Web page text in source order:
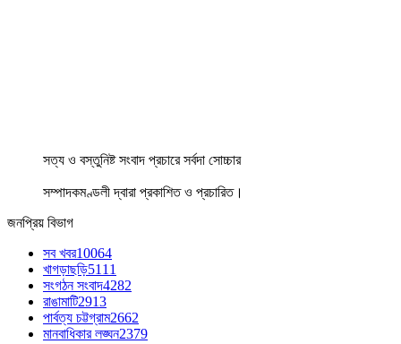
সত্য ও বস্তুনিষ্ট সংবাদ প্রচারে সর্বদা সোচ্চার
সম্পাদকমণ্ডলী দ্বারা প্রকাশিত ও প্রচারিত।
জনপ্রিয় বিভাগ
সব খবর10064
খাগড়াছড়ি5111
সংগঠন সংবাদ4282
রাঙামাটি2913
পার্বত্য চট্টগ্রাম2662
মানবাধিকার লঙ্ঘন2379